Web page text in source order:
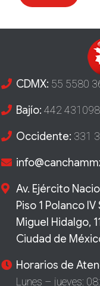
CDMX: 55 5580
Bajío: 442
Occidente: 331
Av. Ejército
Piso 1 Polanco IV
Miguel Hidalgo,
Ciudad de
Horarios de
Lunes – jueves: